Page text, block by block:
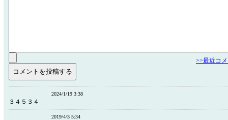
>>最近コ
2024/1/19 3:38
３４５３４
2019/4/3 5:34